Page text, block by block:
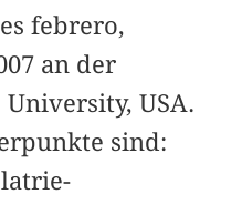
febrero,
an der
USA.
sind: